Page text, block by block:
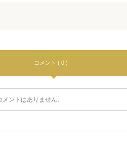
コメント ( 0 )
ントはありません。